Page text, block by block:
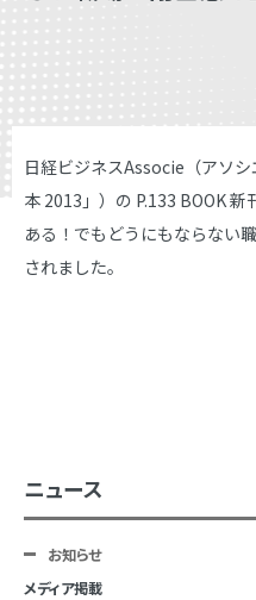
日経ビジネスAssocie（アソ
本 2013」）の P.133 BOOK
ある！でもどうにもならな
されました。
ニュース
お知らせ
メディア掲載